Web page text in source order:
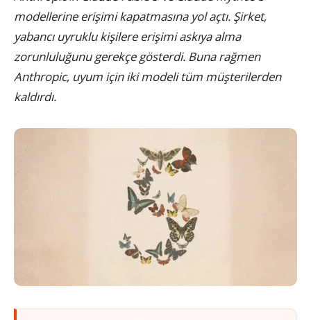
modellerine erişimi kapatmasına yol açtı. Şirket,
yabancı uyruklu kişilere erişimi askıya alma
zorunluluğunu gerekçe gösterdi. Buna rağmen
Anthropic, uyum için iki modeli tüm müşterilerden
kaldırdı.